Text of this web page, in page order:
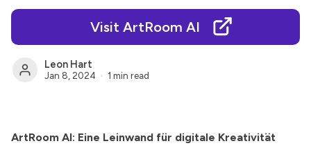
Visit ArtRoom AI
Leon Hart
Jan 8, 2024 1 min read
ArtRoom AI: Eine Leinwand für digitale Kreativität